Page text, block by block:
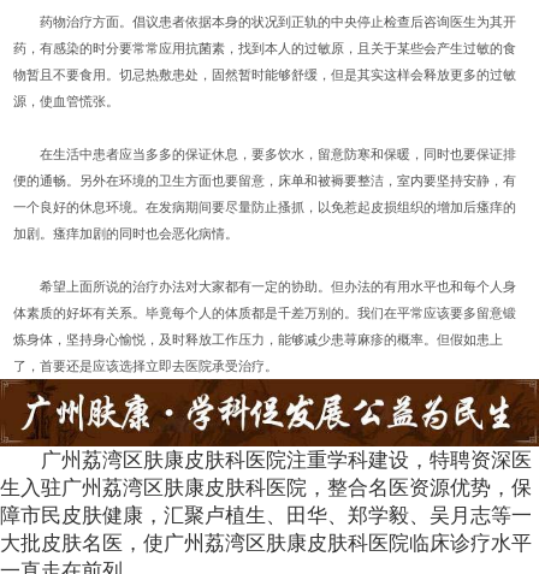
药物治疗方面。倡议患者依据本身的状况到正轨的中央停止检查后咨询医生为其开
药，有感染的时分要常常应用抗菌素，找到本人的过敏原，且关于某些会产生过敏的食
物暂且不要食用。切忌热敷患处，固然暂时能够舒缓，但是其实这样会释放更多的过敏
源，使血管慌张。
在生活中患者应当多多的保证休息，要多饮水，留意防寒和保暖，同时也要保证排
便的通畅。另外在环境的卫生方面也要留意，床单和被褥要整洁，室内要坚持安静，有
一个良好的休息环境。在发病期间要尽量防止搔抓，以免惹起皮损组织的增加后瘙痒的
加剧。瘙痒加剧的同时也会恶化病情。
希望上面所说的治疗办法对大家都有一定的协助。但办法的有用水平也和每个人身
体素质的好坏有关系。毕竟每个人的体质都是千差万别的。我们在平常应该要多留意锻
炼身体，坚持身心愉悦，及时释放工作压力，能够减少患荨麻疹的概率。但假如患上
了，首要还是应该选择立即去医院承受治疗。
广州荔湾区肤康皮肤科医院注重学科建设，特聘资深医
生入驻广州荔湾区肤康皮肤科医院，整合名医资源优势，保
障市民皮肤健康，汇聚卢植生、田华、郑学毅、吴月志等一
大批皮肤名医，使广州荔湾区肤康皮肤科医院临床诊疗水平